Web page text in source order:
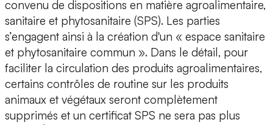
convenu de dispositions en matière agroalimentaire,
sanitaire et phytosanitaire (SPS). Les parties
s’engagent ainsi à la création d'un « espace sanitaire
et phytosanitaire commun ». Dans le détail, pour
faciliter la circulation des produits agroalimentaires,
certains contrôles de routine sur les produits
animaux et végétaux seront complètement
supprimés et un certificat SPS ne sera pas plus